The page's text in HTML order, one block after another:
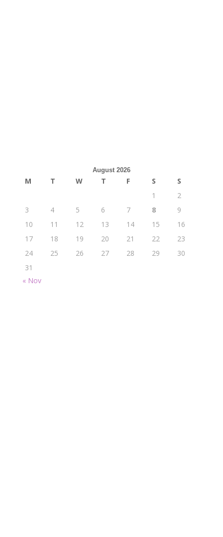
August 2026
M T W T F S
S
1
2
3
4 5 6 7 8
9
10
11 12 13 14 15
16
17
18 19 20 21 22
23
24
25 26 27 28 29
30
31
« Nov